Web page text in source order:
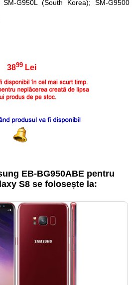
G950L (South Korea); SM-G9500
3899 Lei
EB-BG950ABE pentru
S8 se folosește la: